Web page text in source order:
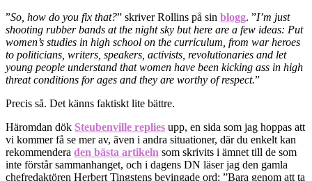
”So, how do you fix that?” skriver Rollins på sin blogg. ”I’m just
shooting rubber bands at the night sky but here are a few ideas: Put
women’s studies in high school on the curriculum, from war heroes
to politicians, writers, speakers, activists, revolutionaries and let
young people understand that women have been kicking ass in high
threat conditions for ages and they are worthy of respect.”
Precis så. Det känns faktiskt lite bättre.
Häromdan dök Steubenville replies upp, en sida som jag hoppas att
vi kommer få se mer av, även i andra situationer, där du enkelt kan
rekommendera den bästa artikeln som skrivits i ämnet till de som
inte förstår sammanhanget, och i dagens DN läser jag den gamla
chefredaktören Herbert Tingstens bevingade ord: ”Bara genom att ta